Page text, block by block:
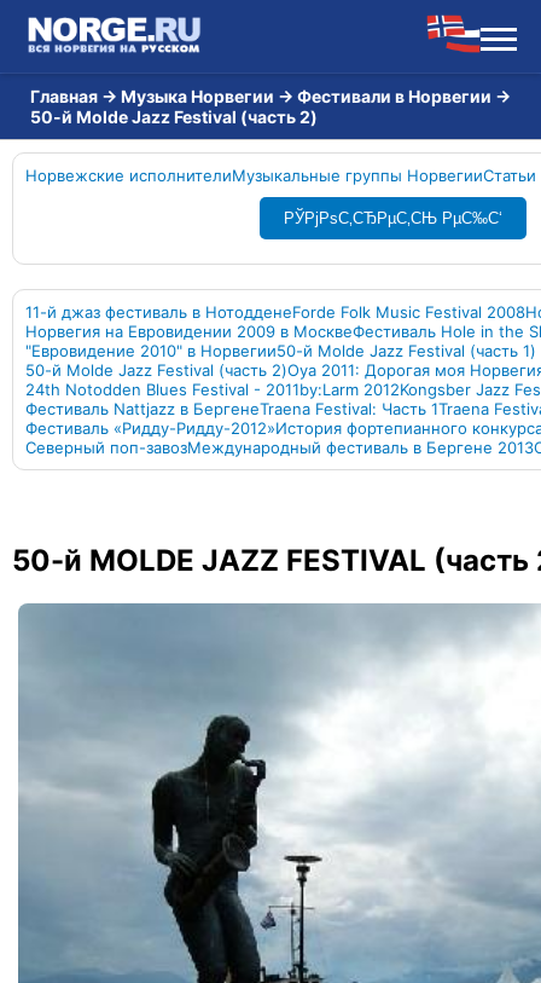
Главная → Музыка Норвегии → Фестивали в Норвегии →
50-й Molde Jazz Festival (часть 2)
Норвежские исполнителиМузыкальные группы Норвегии
РЎРјРѕС‚СЂРµС‚СЊ РµС‰С‘
11-й джаз фестиваль в НотодденеForde Folk Music Festival 2008
Норвегия на Евровидении 2009 в МосквеФестиваль Hole in the
"Евровидение 2010" в Норвегии50-й Molde Jazz Festival (часть 1)
50-й Molde Jazz Festival (часть 2)Oya 2011: Дорогая моя
24th Notodden Blues Festival - 2011by:Larm 2012Kongsber Jazz
Фестиваль Nattjazz в БергенеTraena Festival: Часть 1Traena
Фестиваль «Ридду-Ридду-2012»История фортепианного
Северный поп-завозМеждународный фестиваль в Бергене 2013
50-й MOLDE JAZZ FESTIVAL (часть